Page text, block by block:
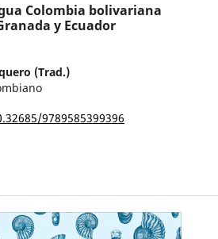
Colombia bolivariana
y Ecuador
(Trad.)
9789585399396